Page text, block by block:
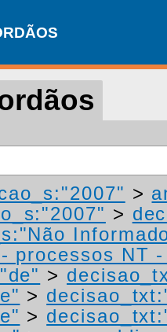
>
>
processos NT
>
>
>